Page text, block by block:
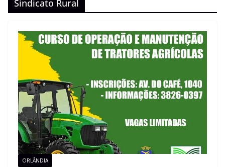
Sindicato Rural
ORLÂNDIA